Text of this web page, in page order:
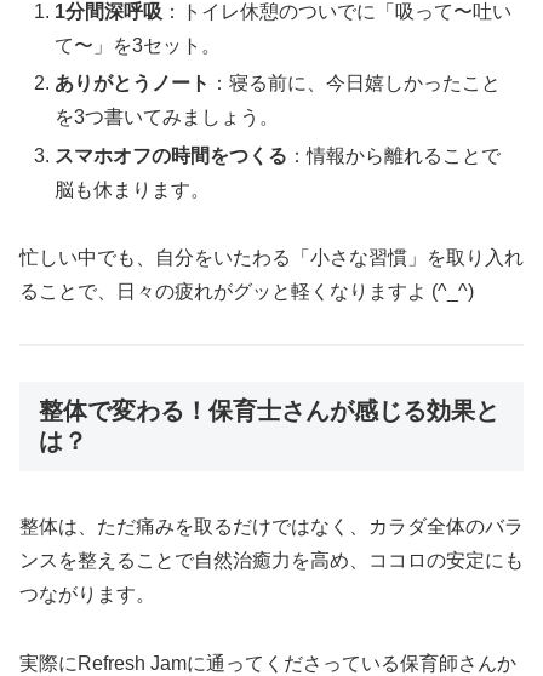
1分間深呼吸 ：トイレ休憩のついでに「吸って〜吐い
て〜」を3セット。
ありがとうノート ：寝る前に、今日嬉しかったこと
を3つ書いてみましょう。
スマホオフの時間をつくる ：情報から離れることで
脳も休まります。
忙しい中でも、自分をいたわる「小さな習慣」を取り入れ
ることで、日々の疲れがグッと軽くなりますよ (^_^)
整体で変わる！保育士さんが感じる効果と
は？
整体は、ただ痛みを取るだけではなく、カラダ全体のバラ
ンスを整えることで自然治癒力を高め、ココロの安定にも
つながります。
実際にRefresh Jamに通ってくださっている保育師さんか